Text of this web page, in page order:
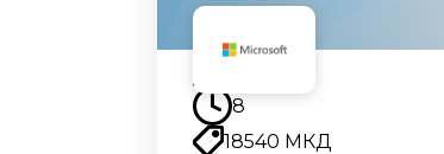
8
18540 МКД